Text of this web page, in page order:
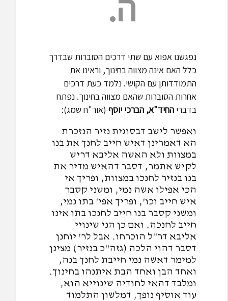
נפגשנו אפוא עם שתי דרכים הסוברות שבדרך
כלל האם אינה מצווה בחינוך, וראינו את
התמודדותן עם הקושי. נלמד כעת דרכים
אחרות הסוברות שהאם מצווה בחינוך. נפתח
בדבריהחיד"א, הברכי יוסף (אור"ח שמג):
ואפשר לישב דבסוגית נזיר הנזכרת
הא דאמרינן דאיש חייב לחנך את בנו
במצוות ולא האשה אליבא דריש
לקיש אתמר, דסבר דהאיש מדיר את
בנו בנזיר לחנכו במצוות, ופריך אי
הכי אפילו אשה נמי, ומשני קסבר
איש חייב וכו', ופריך אפי' בתו נמי,
ומשני קסבר בנו חייב לחנכו בתו אינו
חייב לחנכה. ואם כן הני שינויי
אליבא דר"ל הוכרחו. אבל לר' יוחנן
דסבר דהוי הלכה (גזה"כ בנזיר) מצינן
למימר דאשה נמי חייבת לחנך בנה,
ואחד הבן ואחד הבת איתנהו בחינוך.
ומלבד דהאי לחודיה שינוייא הוא,
עוד אוסיף נופך, דמלשון התלמוד